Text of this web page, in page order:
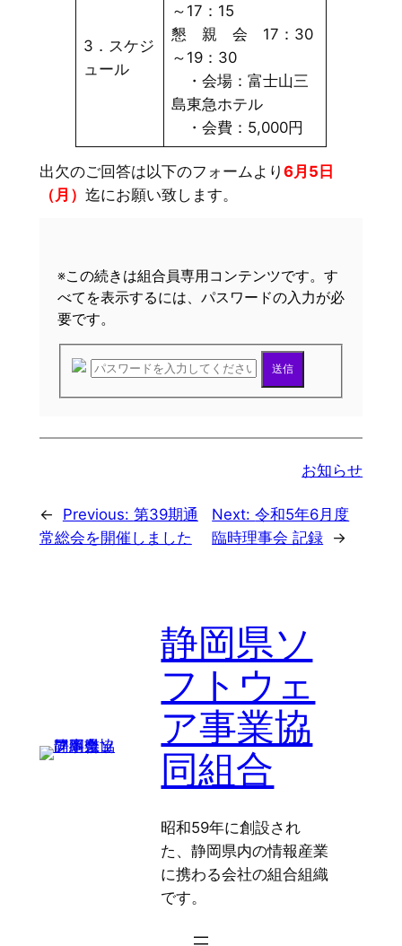
3．スケジ
ュール
～17：15
懇 親 会 17：30
～19：30
・会場：富士山三
島東急ホテル
・会費：5,000円
出欠のご回答は以下のフォームより 6月5日
（月） 迄にお願い致します。
※この続きは組合員専用コンテンツです。す
べてを表示するには、パスワードの入力が必
要です。
送信
お知らせ
← Previous: 第39期通
常総会を開催しました
Next:令和5年6月度
臨時理事会 記録 →
静岡県ソ
フトウェ
ア事業協
同組合
昭和59年に創設され
た、静岡県内の情報産業
に携わる会社の組合組織
です。